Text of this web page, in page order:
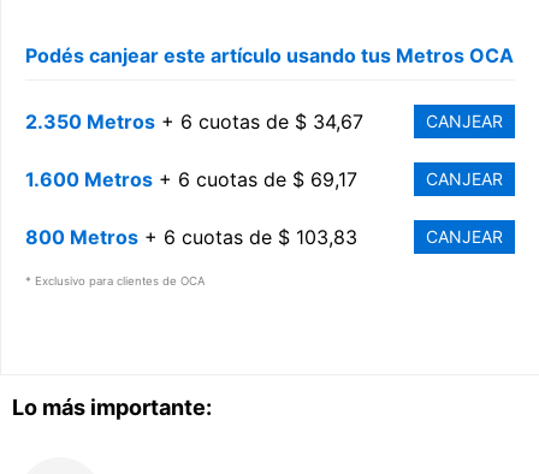
Lo más importante:
Podés canjear este artículo usando tus Metros OCA
2.350 Metros + 6 cuotas de $ 34,67 CANJEAR
1.600 Metros + 6 cuotas de $ 69,17 CANJEAR
800 Metros + 6 cuotas de $ 103,83 CANJEAR
* Exclusivo para clientes de OCA